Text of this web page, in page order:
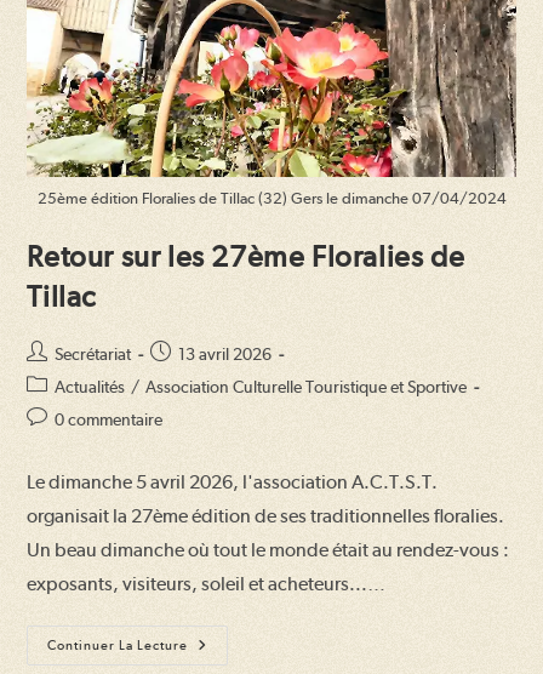
25ème édition Floralies de Tillac (32) Gers le dimanche 07/04/2024
Retour sur les 27ème Floralies de
Tillac
Auteur/autrice
de
publication :
Secrétariat
Publication
publiée :
13 avril 2026
Post
category:
Actualités / Association Culturelle Touristique et Sportive
Commentaires
publication :
0 commentaire
Le dimanche 5 avril 2026, l'association A.C.T.S.T.
organisait la 27ème édition de ses traditionnelles floralies.
Un beau dimanche où tout le monde était au rendez-vous :
exposants, visiteurs, soleil et acheteurs...…
Continuer La Lecture
Retour
Sur